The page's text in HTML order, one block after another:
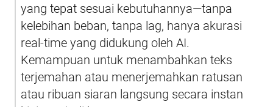
yang tepat sesuai kebutuhannya—tanpa
kelebihan beban, tanpa lag, hanya akurasi
real-time yang didukung oleh AI.
Kemampuan untuk menambahkan teks
terjemahan atau menerjemahkan ratusan
atau ribuan siaran langsung secara instan